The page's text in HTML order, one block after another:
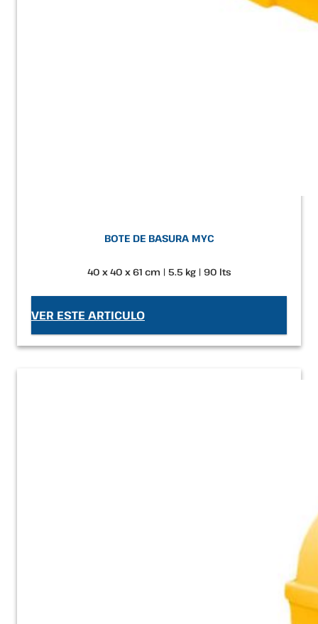
BOTE DE BASURA MYC
40 x 40 x 61 cm | 5.5 kg | 90 lts
VER ESTE ARTICULO